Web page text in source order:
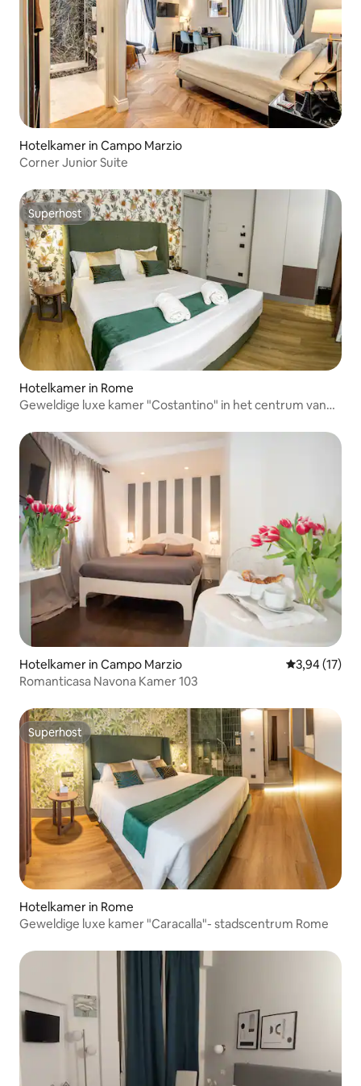
Hotelkamer in Campo Marzio
Corner Junior Suite
Superhost
Superhost
Hotelkamer in Rome
Geweldige luxe kamer "Costantino" in het centrum van
Hotelkamer in Campo Marzio Gemiddelde
3,94 (17)
Romanticasa Navona Kamer 103
Superhost
Superhost
Hotelkamer in Rome
Geweldige luxe kamer "Caracalla"- stadscentrum Rome